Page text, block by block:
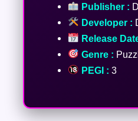
Publisher :
Developer :
Release
Genre :
PEGI : 3